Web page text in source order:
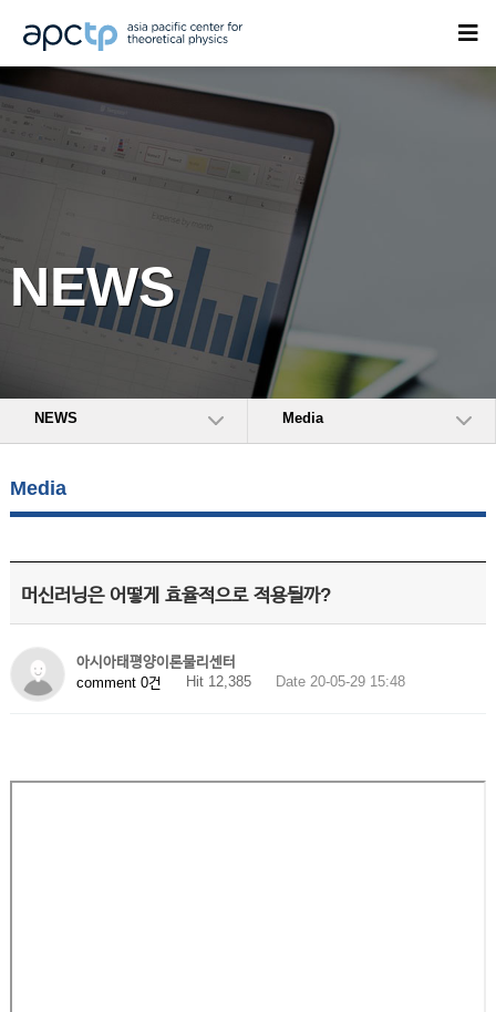
NEWS
NEWS Media
Media
머신러닝은 어떻게 효율적으로 적용될까?
아시아태평양이론물리센터
comment 0건
Hit 12,385 Date 20-05-29 15:48